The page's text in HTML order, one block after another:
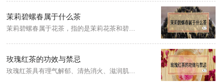
茉莉碧螺春属于什么茶
玫瑰红茶的功效与禁忌